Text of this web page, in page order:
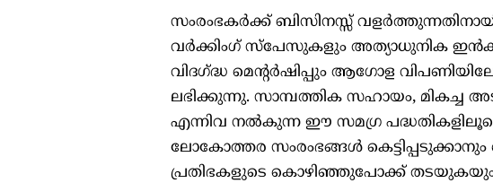
സംരംഭകർക്ക് ബിസിനസ്സ്
വർക്കിംഗ് സ്പേസുകളും അത്യാധുനിക
വിദഗ്ദ്ധ മെന്റർഷിപ്പും ആഗോള
ലഭിക്കുന്നു. സാമ്പത്തിക സഹായം, മികച്ച
എന്നിവ നൽകുന്ന ഈ സമഗ്ര
ലോകോത്തര സംരംഭങ്ങൾ
പ്രതിഭകളുടെ കൊഴിഞ്ഞുപോക്ക് തടയുകയും